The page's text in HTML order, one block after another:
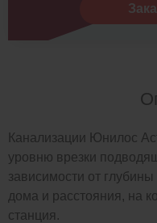
Канализации Юнилос
уровню врезки
зависимости от
дома и расстояния, на
станция.